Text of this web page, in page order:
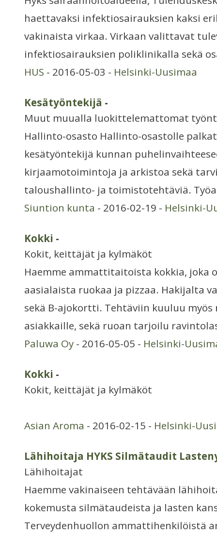
haettavaksi infektiosairauksien kaksi
vakinaista virkaa. Virkaan valittavat
infektiosairauksien poliklinikalla sekä
HUS - 2016-05-03 - Helsinki-Uusimaa
Kesätyöntekijä -
Muut muualla luokittelemattomat
Hallinto-osasto Hallinto-osastolle
kesätyöntekijä kunnan
kirjaamotoimintoja ja arkistoa sekä
taloushallinto- ja toimistotehtäviä.
Siuntion kunta - 2016-02-19 - Helsinki-
Kokki -
Kokit, keittäjät ja kylmäköt
Haemme ammattitaitoista kokkia, joka
aasialaista ruokaa ja pizzaa. Hakijalta
sekä B-ajokortti. Tehtäviin kuuluu
asiakkaille, sekä ruoan tarjoilu
Paluwa Oy - 2016-05-05 - Helsinki-
Kokki -
Kokit, keittäjät ja kylmäköt
Asian Aroma - 2016-02-15 - Helsinki-
Lähihoitaja HYKS Silmätaudit
Lähihoitajat
Haemme vakinaiseen tehtävään
kokemusta silmätaudeista ja lasten
Terveydenhuollon ammattihenkilöistä